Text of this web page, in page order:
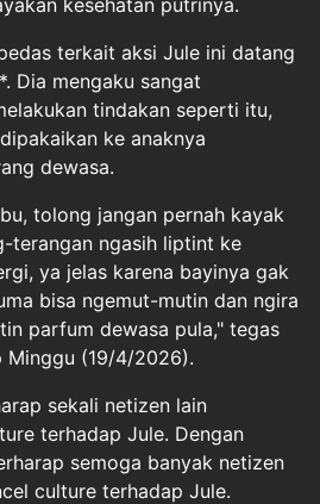
terkait aksi Jule ini datang
Dia mengaku sangat
tindakan seperti itu,
ke anaknya
dewasa.
tolong jangan pernah kayak
terangan ngasih liptint ke
ya jelas karena bayinya gak
bisa ngemut-mutin dan ngira
parfum dewasa pula," tegas
(19/4/2026).
sekali netizen lain
terhadap Jule. Dengan
semoga banyak netizen
culture terhadap Jule.